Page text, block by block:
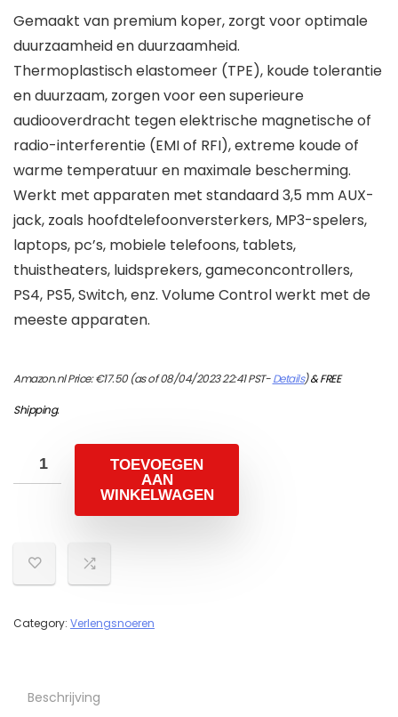
Gemaakt van premium koper, zorgt voor optimale
duurzaamheid en duurzaamheid.
Thermoplastisch elastomeer (TPE), koude tolerantie
en duurzaam, zorgen voor een superieure
audiooverdracht tegen elektrische magnetische of
radio-interferentie (EMI of RFI), extreme koude of
warme temperatuur en maximale bescherming.
Werkt met apparaten met standaard 3,5 mm AUX-
jack, zoals hoofdtelefoonversterkers, MP3-spelers,
laptops, pc’s, mobiele telefoons, tablets,
thuistheaters, luidsprekers, gameconcontrollers,
PS4, PS5, Switch, enz. Volume Control werkt met de
meeste apparaten.
Amazon.nl Price:€17.50(as of 08/04/2023 22:41 PST-Details)&FREE
Shipping.
TOEVOEGEN
AAN
WINKELWAGEN
Category: Verlengsnoeren
Beschrijving